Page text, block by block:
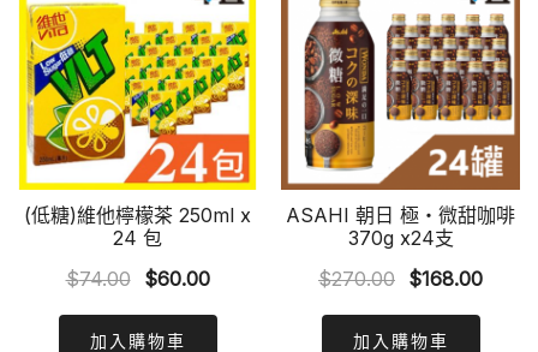
(低糖)維他檸檬茶 250ml x
24 包
$74.00
Original
was:
$60.00Current
加入購物車
ASAHI 朝日 極‧微甜咖啡
370g x24支
$270.00 Original
was:
$168.00
加入購物車